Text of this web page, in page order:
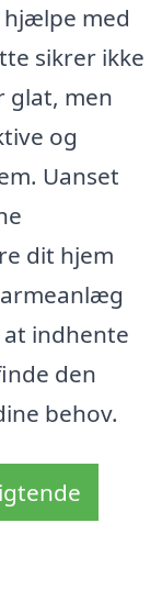
hjælpe med
sikrer ikke
glat, men
og
Uanset
dit hjem
indhente
den
behov.